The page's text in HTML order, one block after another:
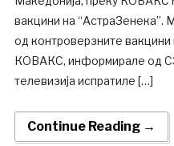
вакцини на “АстраЗенека”.
од контроверзните вакцини
КОВАКС, информирале од
телевизија испратиле […]
Continue Reading →